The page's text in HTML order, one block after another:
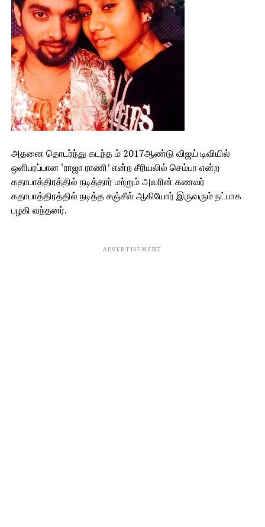
அதனை தொடர்ந்து கடந்த ம் 2017ஆண்டு விஜய் டிவியில்
ஒளிபரப்பான ‘ராஜா ராணி’ என்ற சீரியலில் செம்பா என்ற
கதாபாத்திரத்தில் நடித்தார் மற்றும் அவரின் கணவர்
கதாபாத்திரத்தில் நடித்த சஞ்சீவ் ஆகியோர் இருவரும் நட்பாக
பழகி வந்தனர்.
ADVERTISEMENT